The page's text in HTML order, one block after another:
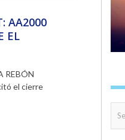
AA2000
EL
REBÓN
el cierre